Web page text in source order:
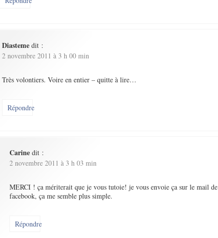
Diasteme dit :
2 novembre 2011 à 3 h 00 min
Très volontiers. Voire en entier – quitte à lire…
Répondre
Carine dit :
2 novembre 2011 à 3 h 03 min
MERCI ! ça mériterait que je vous tutoie! je vous envoie ça sur le mail de
facebook, ça me semble plus simple.
Répondre